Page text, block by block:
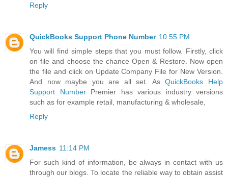
Reply
QuickBooks Support Phone Number 10:55 PM
You will find simple steps that you must follow. Firstly, click
on file and choose the chance Open & Restore. Now open
the file and click on Update Company File for New Version.
And now maybe you are all set. AsQuickBooks Help
Support NumberPremier has various industry versions
such as for example retail, manufacturing & wholesale,
Reply
Jamess 11:14 PM
For such kind of information, be always in contact with us
through our blogs. To locate the reliable way to obtain assist